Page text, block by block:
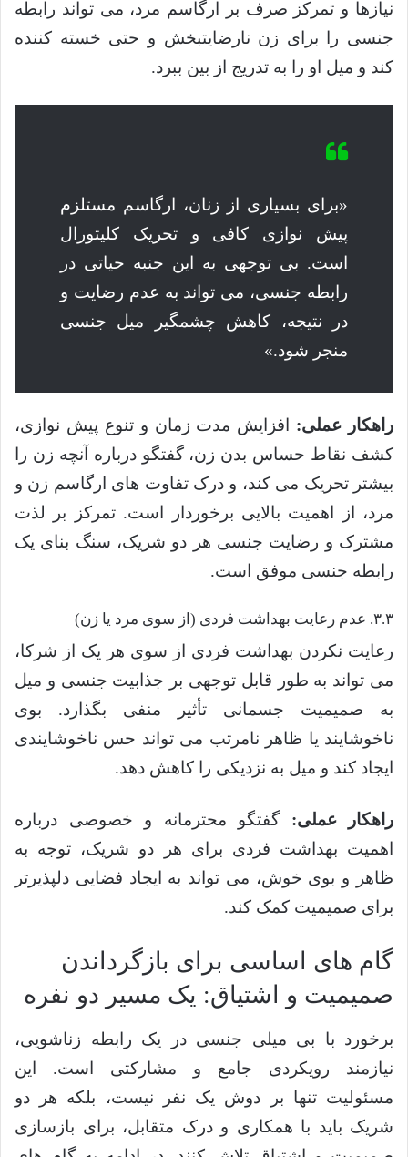
نیازها و تمرکز صرف بر ارگاسم مرد، می تواند رابطه
جنسی را برای زن نارضایتبخش و حتی خسته کننده
کند و میل او را به تدریج از بین ببرد.
«برای بسیاری از زنان، ارگاسم مستلزم
پیش نوازی کافی و تحریک کلیتورال
است. بی توجهی به این جنبه حیاتی در
رابطه جنسی، می تواند به عدم رضایت و
در نتیجه، کاهش چشمگیر میل جنسی
منجر شود.»
راهکار عملی: افزایش مدت زمان و تنوع پیش نوازی،
کشف نقاط حساس بدن زن، گفتگو درباره آنچه زن را
بیشتر تحریک می کند، و درک تفاوت های ارگاسم زن و
مرد، از اهمیت بالایی برخوردار است. تمرکز بر لذت
مشترک و رضایت جنسی هر دو شریک، سنگ بنای یک
رابطه جنسی موفق است.
۳.۳. عدم رعایت بهداشت فردی (از سوی مرد یا زن)
رعایت نکردن بهداشت فردی از سوی هر یک از شرکا،
می تواند به طور قابل توجهی بر جذابیت جنسی و میل
به صمیمیت جسمانی تأثیر منفی بگذارد. بوی
ناخوشایند یا ظاهر نامرتب می تواند حس ناخوشایندی
ایجاد کند و میل به نزدیکی را کاهش دهد.
راهکار عملی: گفتگو محترمانه و خصوصی درباره
اهمیت بهداشت فردی برای هر دو شریک، توجه به
ظاهر و بوی خوش، می تواند به ایجاد فضایی دلپذیرتر
برای صمیمیت کمک کند.
گام های اساسی برای بازگرداندن
صمیمیت و اشتیاق: یک مسیر دو نفره
برخورد با بی میلی جنسی در یک رابطه زناشویی،
نیازمند رویکردی جامع و مشارکتی است. این
مسئولیت تنها بر دوش یک نفر نیست، بلکه هر دو
شریک باید با همکاری و درک متقابل، برای بازسازی